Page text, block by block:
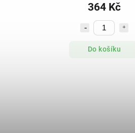
364 Kč
Do košíku